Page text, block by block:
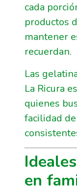
cada
productos
mantener
recuerdan.
Las
La Ricura
quienes
facilidad
en